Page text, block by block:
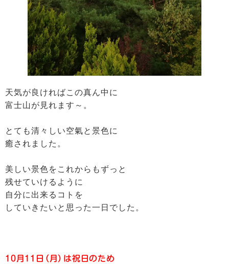
天気が良ければこの真ん中に
富士山が見れます～。
とても清々しい空氣と景色に
癒されました。
美しい景色をこれからもずっと
残せていけるように
自分に出来るコトを
していきたいと思った一日でした。
10月11日（月）は祝日のため